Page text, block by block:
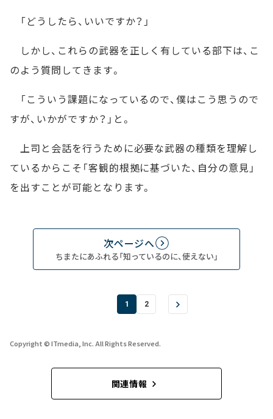
「どうしたら、いいですか？」
しかし、これらの武器を正しく有している部下は、こ
のよう質問してきます。
「こういう課題になっているので、僕はこう思うので
すが、いかがですか？」と。
上司と会話を行うために必要な武器の種類を理解し
ているからこそ「客観的根拠に基づいた、自分の意見」
を出すことが可能となります。
次ページへ
ちまたにあふれる「知っているのに、使えない」
1 2
Copyright © ITmedia, Inc. All Rights Reserved.
関連情報